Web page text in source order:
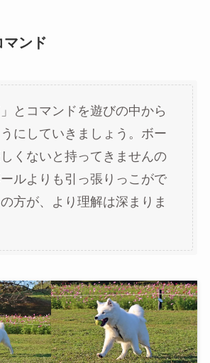
マンド
」とコマンドを遊びの中から
にしていきましょう。ボー
くないと持ってきませんの
ルよりも引っ張りっこがで
方が、より理解は深まりま